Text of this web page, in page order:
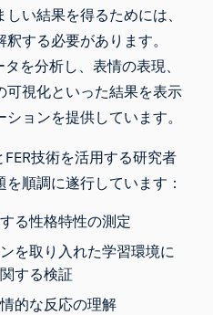
い結果を得るためには、
する必要があります。
を分析し、表情の表現、
可視化といった結果を表示
ョンを提供しています。
技術を活用する研究者
順調に遂行しています：
る性格特性の測定
を取り入れた学習環境に
する検証
的な反応の理解